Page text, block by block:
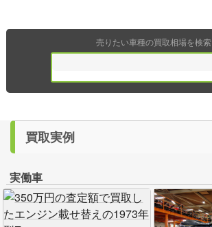
売りたい車種の買取相場を検索
買取実例
実働車